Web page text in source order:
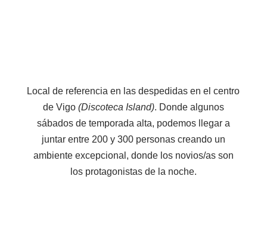
Local de referencia en las despedidas en el centro
de Vigo (Discoteca Island). Donde algunos
sábados de temporada alta, podemos llegar a
juntar entre 200 y 300 personas creando un
ambiente excepcional, donde los novios/as son
los protagonistas de la noche.